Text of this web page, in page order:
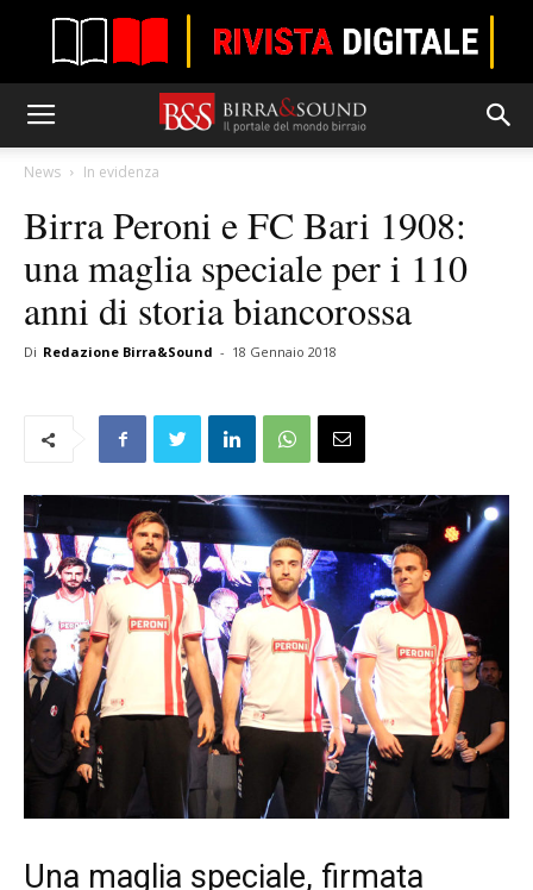
News In evidenza
Birra Peroni e FC Bari 1908:
una maglia speciale per i 110
anni di storia biancorossa
Di Redazione Birra&Sound - 18 Gennaio 2018
Una maglia speciale, firmata